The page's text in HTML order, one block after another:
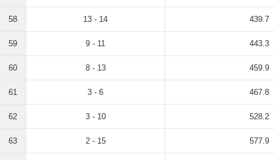
58 13 - 14 439.7
59 9 - 11 443.3
60 8 - 13 459.9
61 3 - 6 467.8
62 3 - 10 528.2
63 2 - 15 577.9